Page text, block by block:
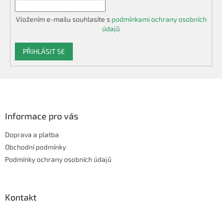
Vložením e-mailu souhlasíte s podmínkami ochrany osobních
údajů
PŘIHLÁSIT SE
Informace pro vás
Doprava a platba
Obchodní podmínky
Podmínky ochrany osobních údajů
Kontakt